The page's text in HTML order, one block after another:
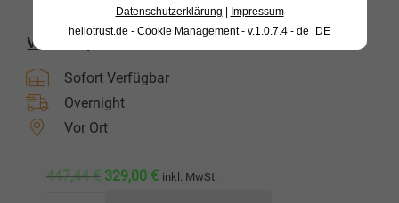
Versandoptionen
Sofort Verfügbar
Overnight
Vor Ort
447,44€ Ursprünglicher
329,00 €Aktueller
inkl. MwSt.
Datenschutzerklärung
Impressum
hellotrust.de - Cookie Management - v.1.0.7.4 - de_DE